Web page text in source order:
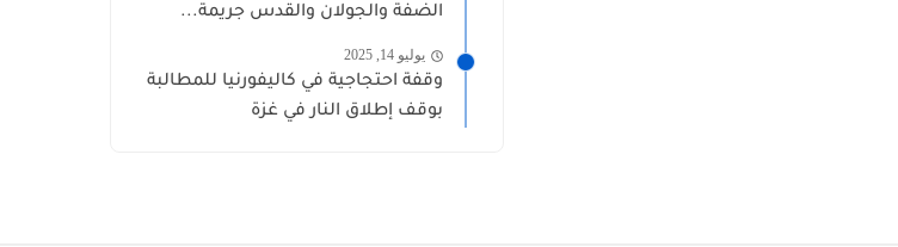
الضفة والجولان والقدس جريمة...
يوليو 14, 2025
وقفة احتجاجية في كاليفورنيا للمطالبة
بوقف إطلاق النار في غزة